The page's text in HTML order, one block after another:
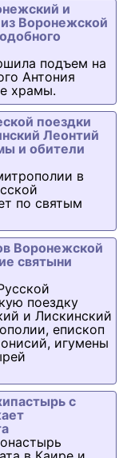
и
Воронежской
подъем на
Антония
храмы.
поездки
Леонтий
и обители
в
по святым
Воронежской
святыни
поездку
и Лискинский
епископ
игумены
с